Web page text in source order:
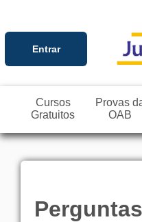
Entrar
Cursos
Gratuitos
Provas
OAB